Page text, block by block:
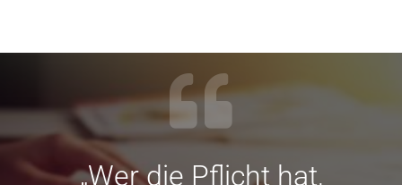
„Wer die Pflicht hat,